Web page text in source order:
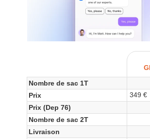
Nombre de sac 1T
Prix
349 €
Prix (Dep 76)
Nombre de sac 2T
Livraison